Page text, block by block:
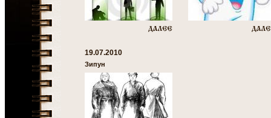
19.07.2010
Зипун